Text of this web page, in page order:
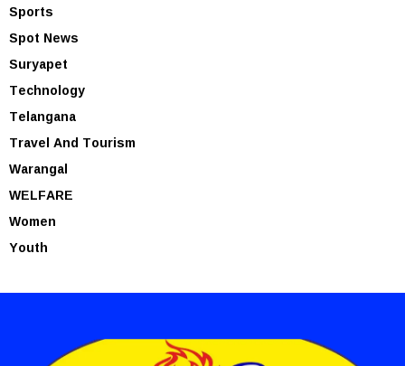
Sports
Spot News
Suryapet
Technology
Telangana
Travel And Tourism
Warangal
WELFARE
Women
Youth